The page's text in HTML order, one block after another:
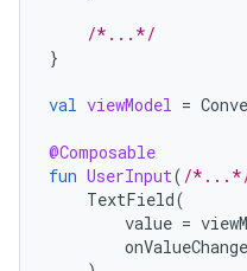
/*...*/
}
val viewModel =
@Composable
fun UserInput( /
TextField(
value =
onValueChange